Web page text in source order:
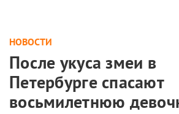
НОВОСТИ
После укуса змеи в
Петербурге спасают
восьмилетнюю